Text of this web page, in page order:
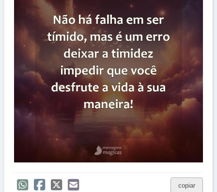
copiar